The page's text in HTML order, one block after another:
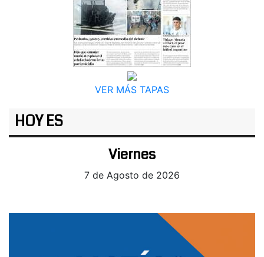
VER MÁS TAPAS
HOY ES
Viernes
7 de Agosto de 2026